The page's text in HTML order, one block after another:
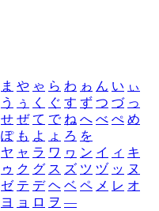
ま や ゃ ら わ ゎ ん い ぃ
う ぅ く ぐ す ず つ づ っ
せ ぜ て で ね へ べ ぺ め
ぽ も よ ょ ろ を
ヤ ャ ラ ワ ヮ ン イ ィ キ
ゥ ク グ ス ズ ツ ヅ ッ ヌ
ゼ テ デ ヘ ベ ペ メ レ オ
ヨ ョ ロ ヲ ―